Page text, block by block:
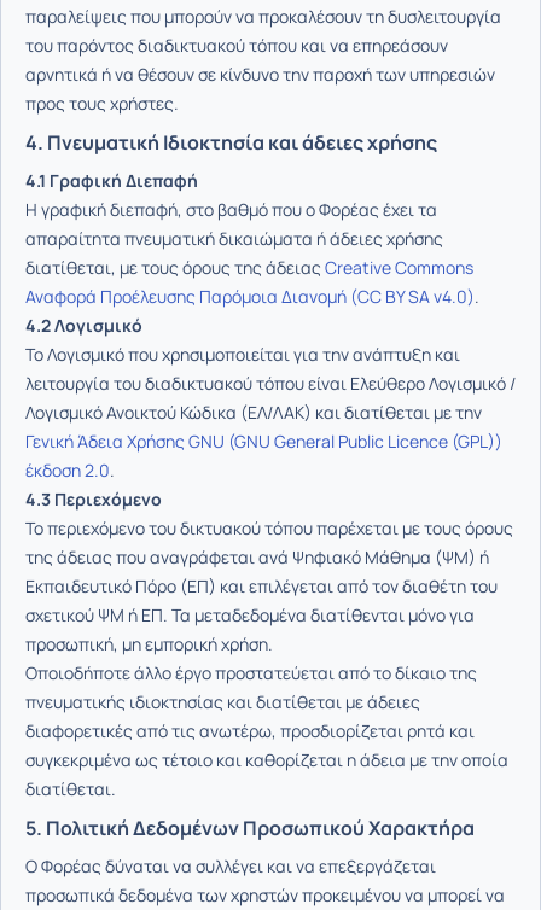
παραλείψεις που μπορούν να προκαλέσουν τη δυσλειτουργία
του παρόντος διαδικτυακού τόπου και να επηρεάσουν
αρνητικά ή να θέσουν σε κίνδυνο την παροχή των υπηρεσιών
προς τους χρήστες.
4. Πνευματική Ιδιοκτησία και άδειες χρήσης
4.1 Γραφική Διεπαφή
Η γραφική διεπαφή, στο βαθμό που ο Φορέας έχει τα
απαραίτητα πνευματική δικαιώματα ή άδειες χρήσης
διατίθεται, με τους όρους της άδειας Creative Commons
Αναφορά Προέλευσης Παρόμοια Διανομή (CC BY SA v4.0).
4.2 Λογισμικό
Το Λογισμικό που χρησιμοποιείται για την ανάπτυξη και
λειτουργία του διαδικτυακού τόπου είναι Ελεύθερο Λογισμικό /
Λογισμικό Ανοικτού Κώδικα (ΕΛ/ΛΑΚ) και διατίθεται με την
Γενική Άδεια Χρήσης GNU (GNU General Public Licence (GPL))
έκδοση 2.0.
4.3 Περιεχόμενο
Το περιεχόμενο του δικτυακού τόπου παρέχεται με τους όρους
της άδειας που αναγράφεται ανά Ψηφιακό Μάθημα (ΨΜ) ή
Εκπαιδευτικό Πόρο (ΕΠ) και επιλέγεται από τον διαθέτη του
σχετικού ΨΜ ή ΕΠ. Τα μεταδεδομένα διατίθενται μόνο για
προσωπική, μη εμπορική χρήση.
Οποιοδήποτε άλλο έργο προστατεύεται από το δίκαιο της
πνευματικής ιδιοκτησίας και διατίθεται με άδειες
διαφορετικές από τις ανωτέρω, προσδιορίζεται ρητά και
συγκεκριμένα ως τέτοιο και καθορίζεται η άδεια με την οποία
διατίθεται.
5. Πολιτική Δεδομένων Προσωπικού Χαρακτήρα
Ο Φορέας δύναται να συλλέγει και να επεξεργάζεται
προσωπικά δεδομένα των χρηστών προκειμένου να μπορεί να